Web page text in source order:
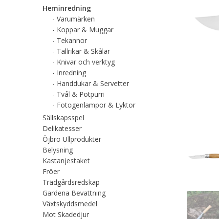
Heminredning
Varumärken
Koppar & Muggar
Tekannor
Tallrikar & Skålar
Knivar och verktyg
Inredning
Handdukar & Servetter
Tvål & Potpurri
Fotogenlampor & Lyktor
Sällskapsspel
Delikatesser
Öjbro Ullprodukter
Belysning
Kastanjestaket
Fröer
Trädgårdsredskap
Gardena Bevattning
Växtskyddsmedel
Mot Skadedjur